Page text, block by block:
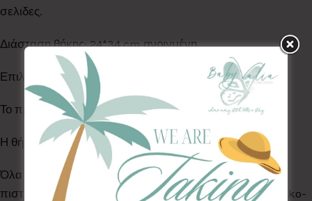
σελιδες.
Διάσταση θήκης: 24*34 cm ανοιγμένη.
Επιλέξτε ανάμεσα από μεγάλη ποικιλία σχεδίων.
Το προϊόν αυτό είναι σε γκρι ανοιχτό φόντο.
Η θήκη πλένεται στο πλυντήριο ρούχων στους 30°C
Όλα τα Υφάσματα της συλλογής μας είναι ελεγμένα &
πιστοποιημένα για βλαβερές ουσίες σύμφωνα με το Oeko-